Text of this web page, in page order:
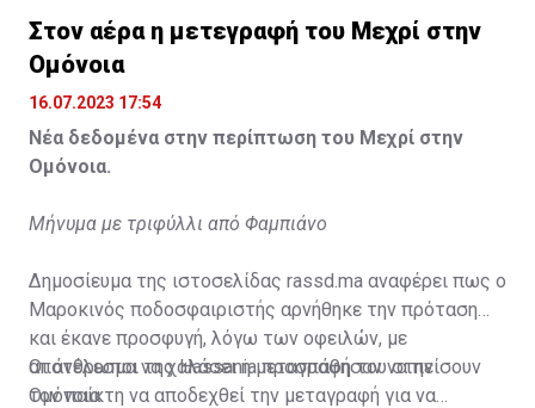
Στον αέρα η μετεγραφή του Μεχρί στην
Ομόνοια
16.07.2023 17:54
Νέα δεδομένα στην περίπτωση του Μεχρί στην
Ομόνοια.
Μήνυμα με τριφύλλι από Φαμπιάνο
Δημοσίευμα της ιστοσελίδας rassd.ma αναφέρει πως ο
Μαροκινός ποδοσφαιριστής αρνήθηκε την πρόταση
και έκανε προσφυγή, λόγω των οφειλών, με
αποτέλεσμα να χαλάσει η μεταγραφή του στην
Ομόνοια.
Οι άνθρωποι της Hassania προσπάθησαν να πείσουν
τον παίκτη να αποδεχθεί την μεταγραφή για να